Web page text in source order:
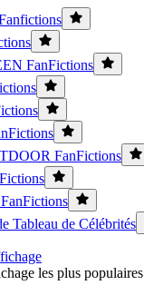
FanFictions
FanFictions
Tableau de Célébrités
les plus populaires